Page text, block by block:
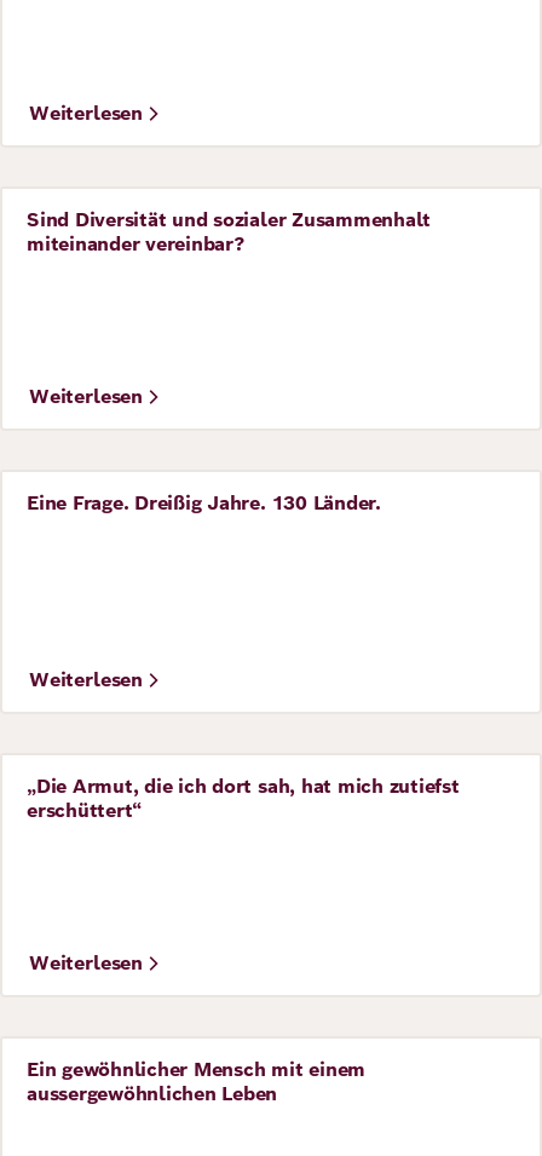
Weiterlesen
Vorlesung
Sind Diversität und sozialer Zusammenhalt
miteinander vereinbar?
Weiterlesen
Story
Eine Frage. Dreißig Jahre. 130 Länder.
Weiterlesen
Interview
„Die Armut, die ich dort sah, hat mich zutiefst
erschüttert“
Weiterlesen
Story
Ein gewöhnlicher Mensch mit einem
aussergewöhnlichen Leben